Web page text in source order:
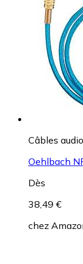
Câbles
Oehlbach
Dès
38,49 €
chez